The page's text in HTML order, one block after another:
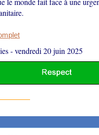
-vendredi 20 juin 2025